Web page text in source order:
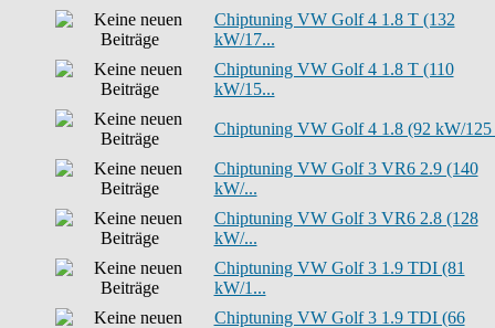
Chiptuning VW Golf 4 1.8 T (132
kW/17...
Chiptuning VW Golf 4 1.8 T (110
kW/15...
Chiptuning VW Golf 4 1.8 (92 kW/125
Chiptuning VW Golf 3 VR6 2.9 (140
kW/...
Chiptuning VW Golf 3 VR6 2.8 (128
kW/...
Chiptuning VW Golf 3 1.9 TDI (81
kW/1...
Chiptuning VW Golf 3 1.9 TDI (66